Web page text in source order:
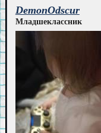
DemonOdscur
Младшеклассник